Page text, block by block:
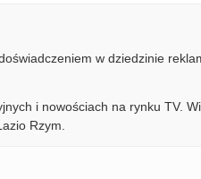
w dziedzinie
i nowościach na rynku TV.
Rzym.